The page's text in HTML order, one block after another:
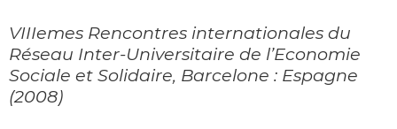
VIIIemes Rencontres internationales du
Réseau Inter-Universitaire de l’Economie
Sociale et Solidaire, Barcelone : Espagne
(2008)